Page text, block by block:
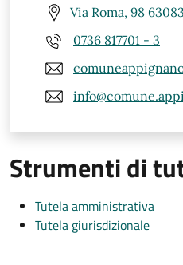
Via Roma, 98 63083
0736 817701 - 3
Strumenti di
Tutela amministrativa
Tutela giurisdizionale